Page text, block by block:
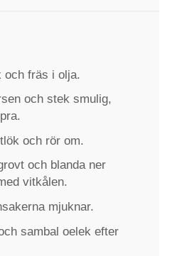
och fräs i olja.
och stek smulig,
och rör om.
och blanda ner
vitkålen.
mjuknar.
sambal oelek efter